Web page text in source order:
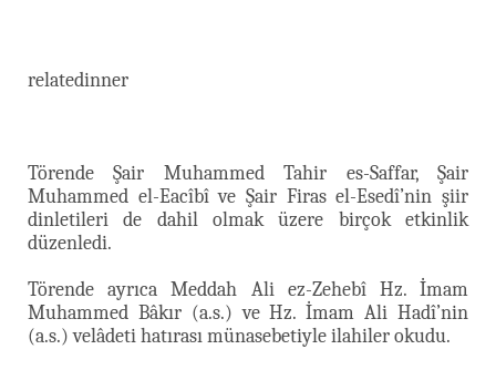
relatedinner
Törende Şair Muhammed Tahir es-Saffar, Şair
Muhammed el-Eacîbî ve Şair Firas el-Esedî’nin şiir
dinletileri de dahil olmak üzere birçok etkinlik
düzenledi.
Törende ayrıca Meddah Ali ez-Zehebî Hz. İmam
Muhammed Bâkır (a.s.) ve Hz. İmam Ali Hadî’nin
(a.s.) velâdeti hatırası münasebetiyle ilahiler okudu.